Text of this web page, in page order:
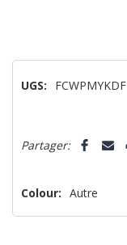
UGS: FCWPMYKDF
vous!
n’en
reste
Partager:
Colour: Autre